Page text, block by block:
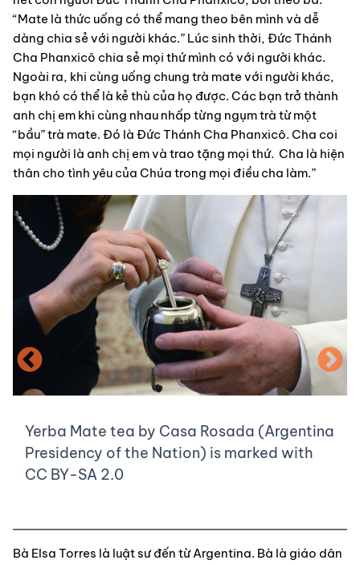
“Mate là thức uống có thể mang theo bên mình và dễ
dàng chia sẻ với người khác.” Lúc sinh thời, Đức Thánh
Cha Phanxicô chia sẻ mọi thứ mình có với người khác.
Ngoài ra, khi cùng uống chung trà mate với người khác,
bạn khó có thể là kẻ thù của họ được. Các bạn trở thành
anh chị em khi cùng nhau nhấp từng ngụm trà từ một
“bầu” trà mate. Đó là Đức Thánh Cha Phanxicô. Cha coi
mọi người là anh chị em và trao tặng mọi thứ.  Cha là hiện
thân cho tình yêu của Chúa trong mọi điều cha làm.”
Yerba Mate tea by Casa Rosada (Argentina
Presidency of the Nation) is marked with
CC BY-SA 2.0
Bà Elsa Torres là luật sư đến từ Argentina. Bà là giáo dân